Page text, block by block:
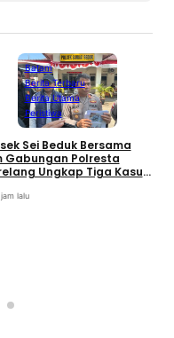
Batam
Berita Terbaru
Berita Utama
Peristiwa
Sei Beduk Bersama
Gabungan Polresta
Ungkap Tiga Kasus
lalu